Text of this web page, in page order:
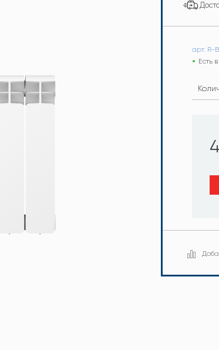
арт. R-
Есть